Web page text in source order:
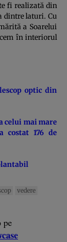
fi realizată din
dintre laturi. Cu
a Soarelui
în interiorul
optic din
celui mai mare
costat 176 de
vedere
pe